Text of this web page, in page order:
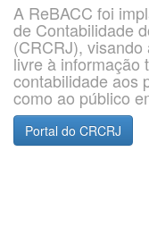
A ReBACC foi
de Contabilidade
(CRCRJ),
livre à informação
contabilidade aos
como ao público
Portal do CRCRJ